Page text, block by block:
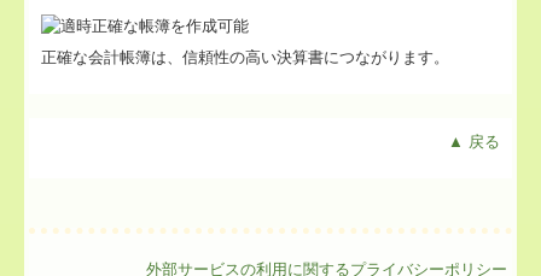
正確な会計帳簿は、信頼性の高い決算書につながります。
▲ 戻る
外部サービスの利用に関するプライバシーポリシー